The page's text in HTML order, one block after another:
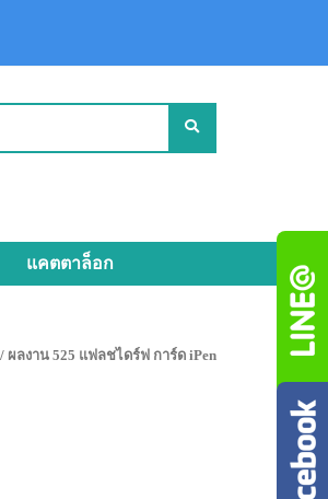
แคตตาล็อก
/ ผลงาน 525 แฟลชไดร์ฟ การ์ด iPen